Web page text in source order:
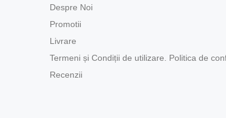
Despre Noi
Promotii
Livrare
Termeni și Condiții de utilizare. Politica de
Recenzii